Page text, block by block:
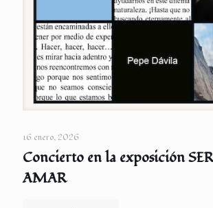
16 enero, 2026
Concierto en la exposición
AMAR